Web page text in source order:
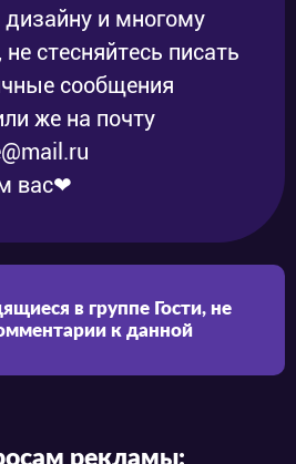
дизайну и многому
стесняйтесь писать
сообщения
же на почту
вас❤
в группе Гости, не
к данной
рекламы: